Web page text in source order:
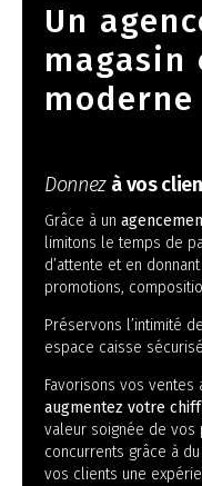
Un
magasin
Donnez à vos
Grâce à un
limitons le temps de
d’attente et en
promotions,
Préservons l’intimité
espace caisse
Favorisons vos
augmentez votre
valeur soignée de vos
concurrents grâce à
vos clients une